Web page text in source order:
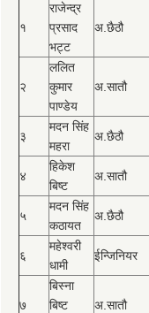
१
राजेन्द्र
प्रसाद
भट्ट
अ.छैठौ
२
ललित
कुमार
पाण्डेय
अ.सातौ
३
मदन सिंह
महरा
अ.छैठौ
४
हिकेश
बिष्‍ट
अ.सातौ
५
मदन सिंह
कठायत
अ.छैठौ
६
महेश्‍वरी
धामी
ईन्जिनियर
७
बिस्‍ना
बिष्‍ट
अ.सातौ